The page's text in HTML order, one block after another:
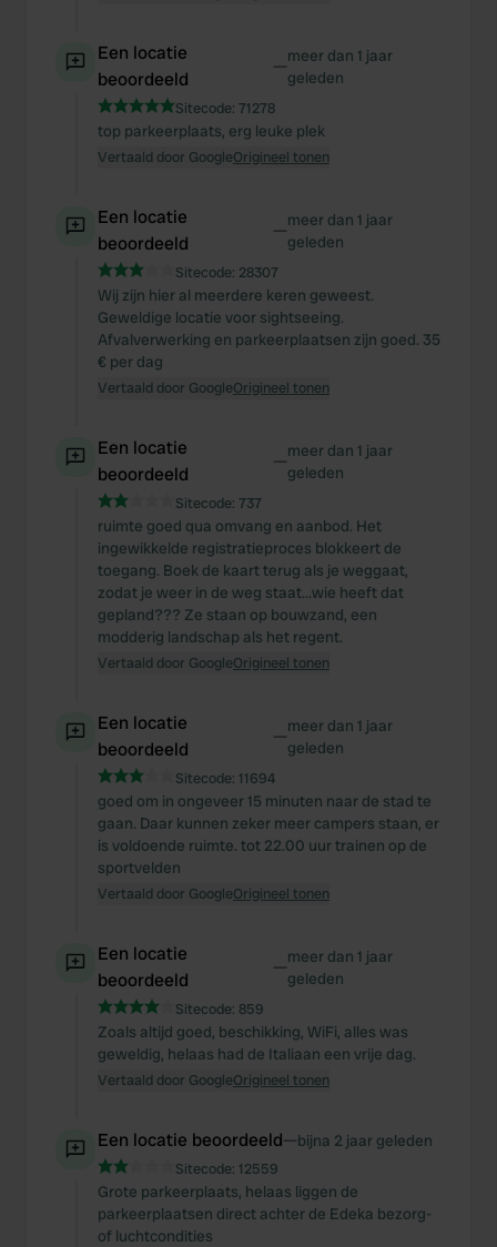
We also share information about your use of our site with
may combine it with other information that you’ve
provided to them or that they’ve collected from your use
of their services.
Een locatie
beoordeeld
—meer dan 1 jaar
geleden
Sitecode: 71278
top parkeerplaats, erg leuke plek
Vertaald door GoogleOrigineel tonen
Een locatie
beoordeeld
—meer dan 1 jaar
geleden
Sitecode: 28307
Wij zijn hier al meerdere keren geweest.
Geweldige locatie voor sightseeing.
Afvalverwerking en parkeerplaatsen zijn goed. 35
€ per dag
Vertaald door GoogleOrigineel tonen
Een locatie
beoordeeld
—meer dan 1 jaar
geleden
Sitecode: 737
ruimte goed qua omvang en aanbod. Het
ingewikkelde registratieproces blokkeert de
toegang. Boek de kaart terug als je weggaat,
zodat je weer in de weg staat...wie heeft dat
gepland??? Ze staan op bouwzand, een
modderig landschap als het regent.
Vertaald door GoogleOrigineel tonen
Een locatie
beoordeeld
—meer dan 1 jaar
geleden
Sitecode: 11694
goed om in ongeveer 15 minuten naar de stad te
gaan. Daar kunnen zeker meer campers staan, er
is voldoende ruimte. tot 22.00 uur trainen op de
sportvelden
Vertaald door GoogleOrigineel tonen
Een locatie
beoordeeld
—meer dan 1 jaar
geleden
Sitecode: 859
Zoals altijd goed, beschikking, WiFi, alles was
geweldig, helaas had de Italiaan een vrije dag.
Vertaald door GoogleOrigineel tonen
Een locatie beoordeeld—bijna 2 jaar geleden
Sitecode: 12559
Grote parkeerplaats, helaas liggen de
parkeerplaatsen direct achter de Edeka bezorg-
of luchtcondities